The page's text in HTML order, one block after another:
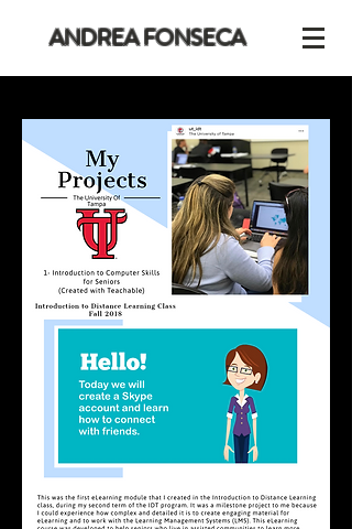
ANDREA FONSECA